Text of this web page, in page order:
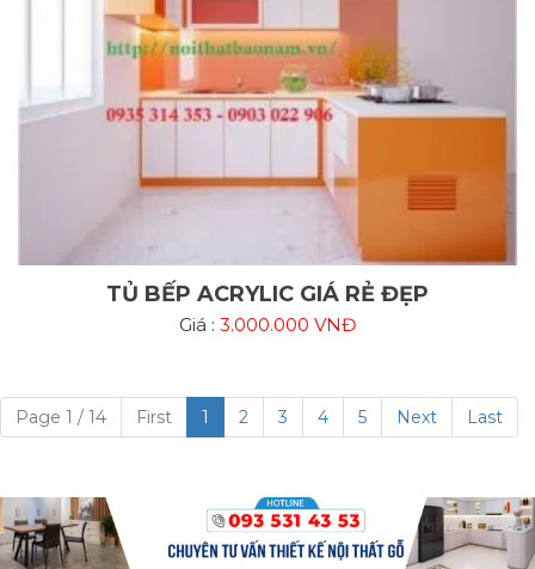
TỦ BẾP ACRYLIC GIÁ RẺ ĐẸP
Giá : 3.000.000 VNĐ
Page 1 / 14 First 1 2 3 4 5 Next Last